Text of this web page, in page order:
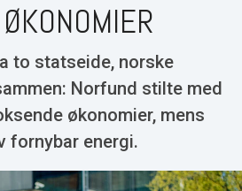
to statseide, norske
Norfund stilte med
økonomier, mens
fornybar energi.